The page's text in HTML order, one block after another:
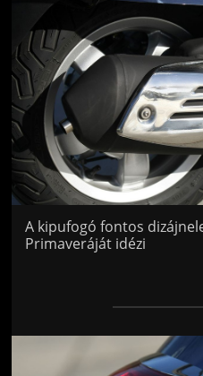
A kipufogó fontos
Primaveráját idézi
Jön